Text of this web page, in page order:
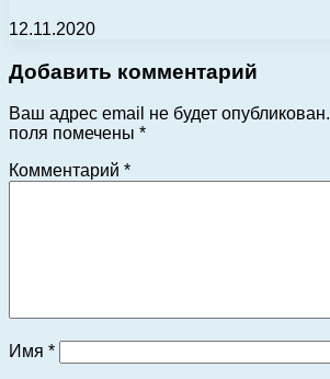
12.11.2020
Добавить комментарий
Ваш адрес email не будет опубликован.
поля помечены *
Комментарий *
Имя *